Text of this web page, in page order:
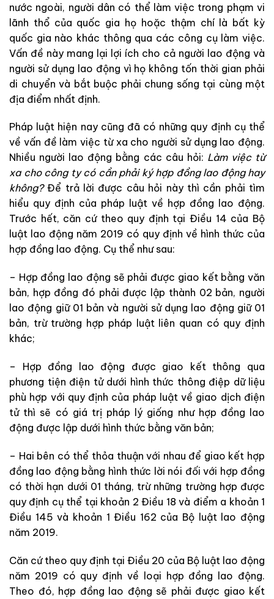
nước ngoài, người dân có thể làm việc trong phạm vi
lãnh thổ của quốc gia họ hoặc thậm chí là bất kỳ
quốc gia nào khác thông qua các công cụ làm việc.
Vấn đề này mang lại lợi ích cho cả người lao động và
người sử dụng lao động vì họ không tốn thời gian phải
di chuyển và bắt buộc phải chung sống tại cùng một
địa điểm nhất định.
Pháp luật hiện nay cũng đã có những quy định cụ thể
về vấn đề làm việc từ xa cho người sử dụng lao động.
Nhiều người lao động bằng các câu hỏi: Làm việc từ
xa cho công ty có cần phải ký hợp đồng lao động hay
không?Để trả lời được câu hỏi này thì cần phải tìm
hiểu quy định của pháp luật về hợp đồng lao động.
Trước hết, căn cứ theo quy định tại Điều 14 của Bộ
luật lao động năm 2019 có quy định về hình thức của
hợp đồng lao động. Cụ thể như sau:
– Hợp đồng lao động sẽ phải được giao kết bằng văn
bản, hợp đồng đó phải được lập thành 02 bản, người
lao động giữ 01 bản và người sử dụng lao động giữ 01
bản, trừ trường hợp pháp luật liên quan có quy định
khác;
– Hợp đồng lao động được giao kết thông qua
phương tiện điện tử dưới hình thức thông điệp dữ liệu
phù hợp với quy định của pháp luật về giao dịch điện
tử thì sẽ có giá trị pháp lý giống như hợp đồng lao
động được lập dưới hình thức bằng văn bản;
– Hai bên có thể thỏa thuận với nhau để giao kết hợp
đồng lao động bằng hình thức lời nói đối với hợp đồng
có thời hạn dưới 01 tháng, trừ những trường hợp được
quy định cụ thể tại khoản 2 Điều 18 và điểm a khoản 1
Điều 145 và khoản 1 Điều 162 của Bộ luật lao động
năm 2019.
Căn cứ theo quy định tại Điều 20 của Bộ luật lao động
năm 2019 có quy định về loại hợp đồng lao động.
Theo đó, hợp đồng lao động sẽ phải được giao kết